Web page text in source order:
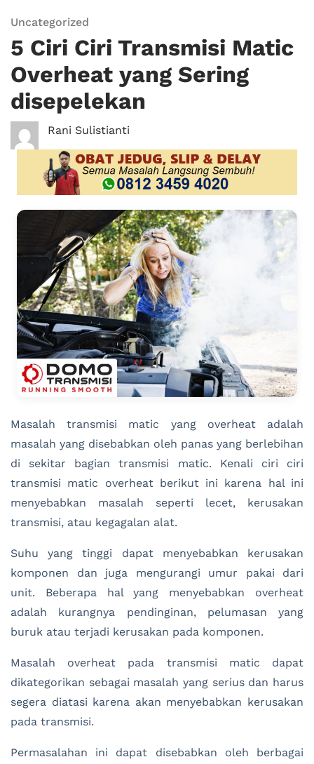
Uncategorized
5 Ciri Ciri Transmisi Matic
Overheat yang Sering
disepelekan
Rani Sulistianti
Masalah transmisi matic yang overheat adalah
masalah yang disebabkan oleh panas yang berlebihan
di sekitar bagian transmisi matic. Kenali ciri ciri
transmisi matic overheat berikut ini karena hal ini
menyebabkan masalah seperti lecet, kerusakan
transmisi, atau kegagalan alat.
Suhu yang tinggi dapat menyebabkan kerusakan
komponen dan juga mengurangi umur pakai dari
unit. Beberapa hal yang menyebabkan overheat
adalah kurangnya pendinginan, pelumasan yang
buruk atau terjadi kerusakan pada komponen.
Masalah overheat pada transmisi matic dapat
dikategorikan sebagai masalah yang serius dan harus
segera diatasi karena akan menyebabkan kerusakan
pada transmisi.
Permasalahan ini dapat disebabkan oleh berbagai